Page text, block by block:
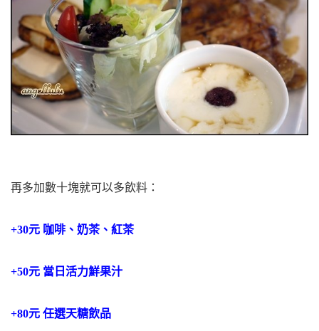
再多加數十塊就可以多飲料：
+30元 咖啡、奶茶、紅茶
+50元 當日活力鮮果汁
+80元 任選天糖飲品